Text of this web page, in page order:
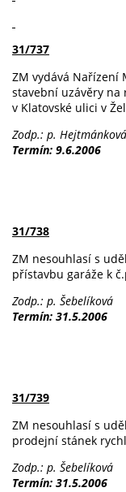
31/737
ZM vydává Nařízení
stavební uzávěry na
v Klatovské ulici v
Zodp.: p.
Termín: 9.6.2006
31/738
ZM nesouhlasí s
přístavbu garáže k
Zodp.: p. Šebelíková
Termín: 31.5.2006
31/739
ZM nesouhlasí s
prodejní stánek
Zodp.: p. Šebelíková
Termín: 31.5.2006